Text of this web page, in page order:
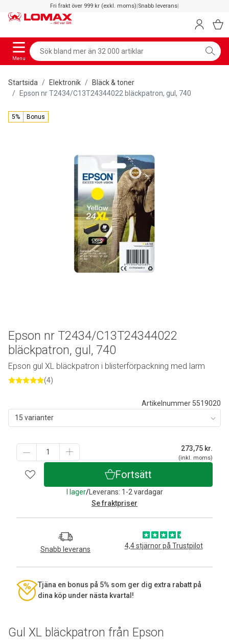
Fri frakt över 999 kr (exkl. moms)|Snabb leverans|
Menu
Startsida Elektronik
Bläck & toner
Epson nr T2434/C13T24344022 bläckpatron, gul, 740
5% Bonus
Gul XL bläckpatron från Epson
Artikelnummer 5519020
15 varianter
273,75 kr.
(inkl. moms)
Fortsätt
I lager/Leverans: 1-2 vardagar
Se fraktpriser
Snabb leverans 4,4 stjärnor på Trustpilot
Tjäna en bonus på 5% som ger dig extra rabatt på
dina köp under nästa kvartal!
Epson nr T2434/C13T24344022
bläckpatron, gul, 740
Epson gul XL bläckpatron i blisterförpackning med larm
(4)